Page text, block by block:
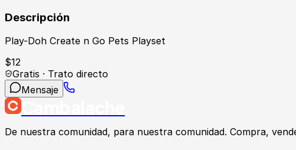
Descripción
Play-Doh Create n Go Pets Playset
$12
Gratis · Trato directo
Mensaje
De nuestra comunidad, para nuestra comunidad. Compra,